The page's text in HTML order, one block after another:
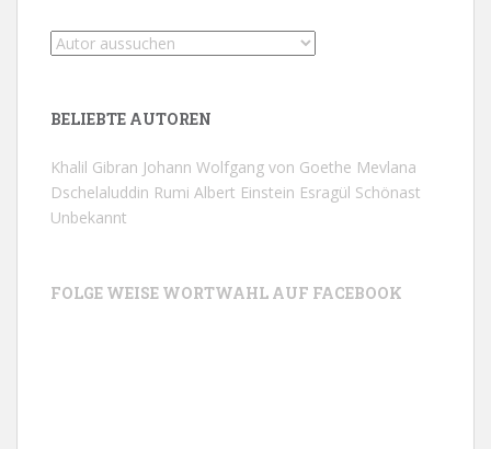
BELIEBTE AUTOREN
Khalil Gibran Johann Wolfgang von Goethe Mevlana
Dschelaluddin Rumi Albert Einstein Esragül Schönast
Unbekannt
FOLGE WEISE WORTWAHL AUF FACEBOOK